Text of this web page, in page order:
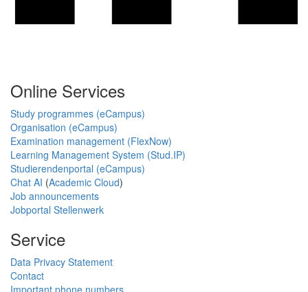
Online Services
Study programmes (eCampus)
Organisation (eCampus)
Examination management (FlexNow)
Learning Management System (Stud.IP)
Studierendenportal (eCampus)
Chat AI (Academic Cloud)
Job announcements
Jobportal Stellenwerk
Service
Data Privacy Statement
Contact
Important phone numbers